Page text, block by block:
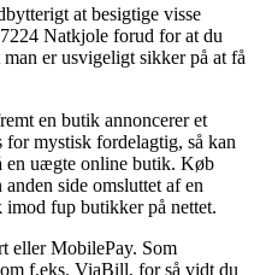
at besigtige visse
Natkjole forud for at du
er usvigeligt sikker på at få
en butik annoncerer et
for mystisk fordelagtig, så kan
en uægte online butik. Køb
side omsluttet af en
fup butikker på nettet.
eller MobilePay. Som
f.eks. ViaBill, for så vidt du